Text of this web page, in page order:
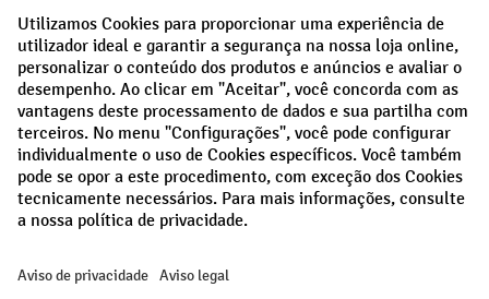
Redes sociais
Facebook
LinkedIn
Instagram
Termos e condições gerais Aviso Legal
Todos os preços excl. IVA maiscustos de envio